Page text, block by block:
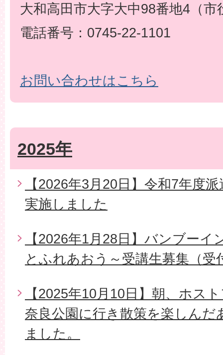
大和高田市大字大中98番地4（市
電話番号：0745-22-1101
お問い合わせはこちら
2025年
【2026年3月20日】令和7年度
実施しました
【2026年1月28日】バンブー
とふれあおう～受講生募集（受
【2025年10月10日】朝、ホス
奈良公園に行き散策を楽しんだ
ました。